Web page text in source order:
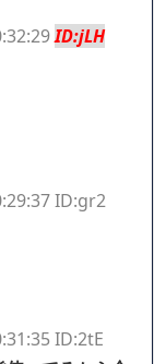
ID:jLH
ID:gr2
ID:2tE